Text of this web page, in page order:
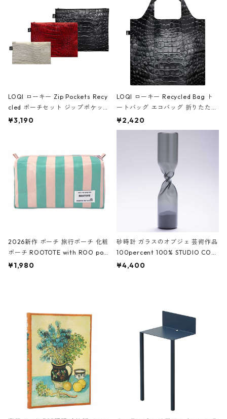
ア/クラウン ブラック
LOQI ローキー Zip Pockets Recy
cled ポーチセット ジップポケット
ファスナーポーチ 撥水加工 トラベ
ーガンディー、オフホワイト
¥3,190
LOQI ローキー Recycled Bag ト
ートバッグ エコバッグ 折りたたみ
大きめ 撥水加工 収納ポーチ CRO
CODILE/Black クロコダイル/ブラ
¥2,420
2026新作 ポーチ 旅行ポーチ 化粧
ポーチ ROOTOTE with ROO pou
ch 3532 ルートート WR.ポーチ.ラ
¥1,980
砂時計 ガラスのオブジェ 芸術作品
100percent 100% STUDIO COH
AKU Timeless 100パーセント ス
¥4,400